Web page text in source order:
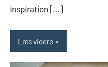
inspiration […]
Læs videre